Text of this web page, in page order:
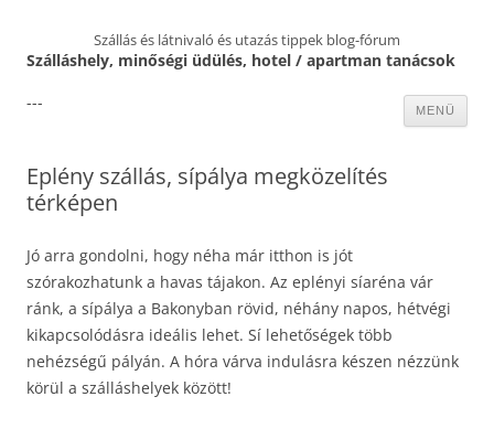
Szállás és látnivaló és utazás tippek blog-fórum
Szálláshely, minőségi üdülés, hotel / apartman tanácsok
MENÜ
---
Eplény szállás, sípálya megközelítés
térképen
Jó arra gondolni, hogy néha már itthon is jót
szórakozhatunk a havas tájakon. Az eplényi síaréna vár
ránk, a sípálya a Bakonyban rövid, néhány napos, hétvégi
kikapcsolódásra ideális lehet. Sí lehetőségek több
nehézségű pályán. A hóra várva indulásra készen nézzünk
körül a szálláshelyek között!